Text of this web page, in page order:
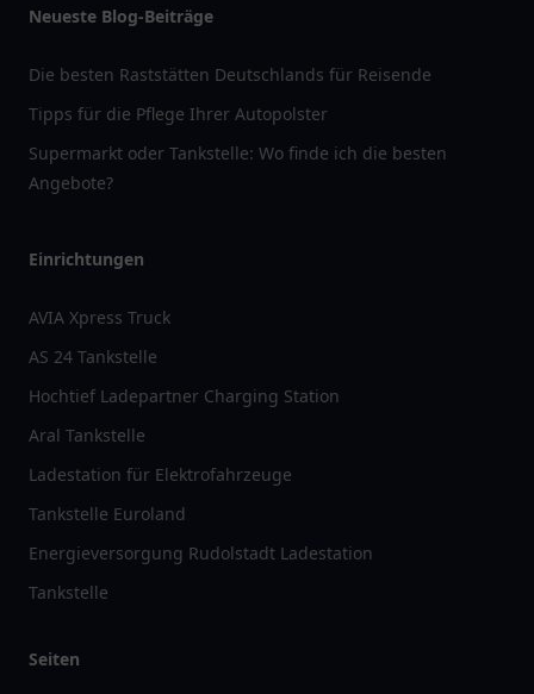
Neueste Blog-Beiträge
Die besten Raststätten Deutschlands für Reisende
Tipps für die Pflege Ihrer Autopolster
Supermarkt oder Tankstelle: Wo finde ich die besten
Angebote?
Einrichtungen
AVIA Xpress Truck
AS 24 Tankstelle
Hochtief Ladepartner Charging Station
Aral Tankstelle
Ladestation für Elektrofahrzeuge
Tankstelle Euroland
Energieversorgung Rudolstadt Ladestation
Tankstelle
Seiten